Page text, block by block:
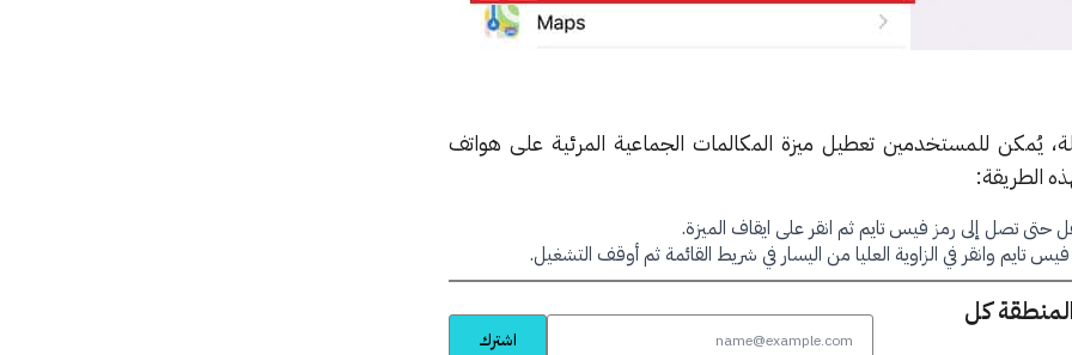
يُمكن للمستخدمين تعطيل ميزة المكالمات الجماعية المرئية على هواتف
الطريقة:
حتى تصل إلى رمز فيس تايم ثم انقر على ايقاف الميزة.
تايم وانقر في الزاوية العليا من اليسار في شريط القائمة ثم أوقف التشغيل.
كل
اشترك